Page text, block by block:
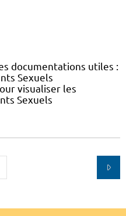
documentations utiles :
Sexuels
visualiser les
Sexuels